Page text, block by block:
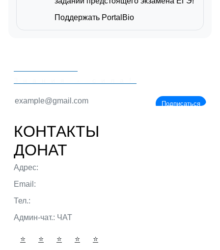
Поддержать PortalBio
Подписаться
КОНТАКТЫ
ДОНАТ
Адрес:
Email:
Тел.:
Админ-чат.: ЧАТ
⭐ ⭐ ⭐ ⭐ ⭐